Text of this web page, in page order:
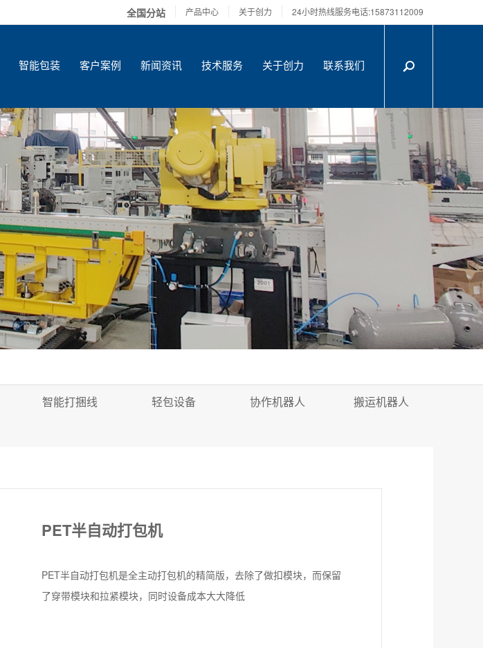
全国分站 产品中心 关于创力 24小时热线服务电话:15873112009
智能包装 客户案例 新闻资讯 技术服务 关于创力 联系我们
智能打捆线 轻包设备 协作机器人 搬运机器人
PET半自动打包机
PET半自动打包机是全主动打包机的精简版，去除了做扣模块，而保留
了穿带模块和拉紧模块，同时设备成本大大降低